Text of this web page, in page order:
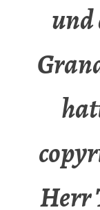
und
Herr